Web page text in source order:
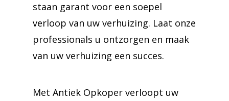
staan garant voor een soepel
verloop van uw verhuizing. Laat onze
professionals u ontzorgen en maak
van uw verhuizing een succes.
Met Antiek Opkoper verloopt uw